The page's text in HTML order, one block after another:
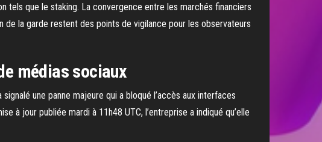
tels que le staking. La convergence entre les marchés financiers
la garde restent des points de vigilance pour les observateurs
médias sociaux
une panne majeure qui a bloqué l’accès aux interfaces
à jour publiée mardi à 11h48 UTC, l’entreprise a indiqué qu’elle